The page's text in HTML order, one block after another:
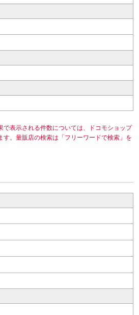
で表示される件数については、ドコモショップ
す。量販店の検索は「フリーワードで検索」を